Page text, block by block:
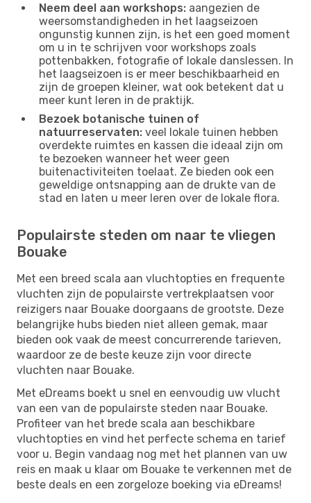
Neem deel aan workshops: aangezien de
weersomstandigheden in het laagseizoen
ongunstig kunnen zijn, is het een goed moment
om u in te schrijven voor workshops zoals
pottenbakken, fotografie of lokale danslessen. In
het laagseizoen is er meer beschikbaarheid en
zijn de groepen kleiner, wat ook betekent dat u
meer kunt leren in de praktijk.
Bezoek botanische tuinen of
natuurreservaten: veel lokale tuinen hebben
overdekte ruimtes en kassen die ideaal zijn om
te bezoeken wanneer het weer geen
buitenactiviteiten toelaat. Ze bieden ook een
geweldige ontsnapping aan de drukte van de
stad en laten u meer leren over de lokale flora.
Populairste steden om naar te vliegen
Bouake
Met een breed scala aan vluchtopties en frequente
vluchten zijn de populairste vertrekplaatsen voor
reizigers naar Bouake doorgaans de grootste. Deze
belangrijke hubs bieden niet alleen gemak, maar
bieden ook vaak de meest concurrerende tarieven,
waardoor ze de beste keuze zijn voor directe
vluchten naar Bouake.
Met eDreams boekt u snel en eenvoudig uw vlucht
van een van de populairste steden naar Bouake.
Profiteer van het brede scala aan beschikbare
vluchtopties en vind het perfecte schema en tarief
voor u. Begin vandaag nog met het plannen van uw
reis en maak u klaar om Bouake te verkennen met de
beste deals en een zorgeloze boeking via eDreams!